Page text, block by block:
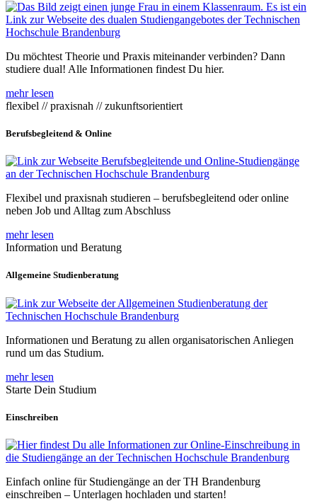
Du möchtest Theorie und Praxis miteinander verbinden? Dann
studiere dual! Alle Informationen findest Du hier.
mehr lesen
flexibel // praxisnah // zukunftsorientiert
Berufsbegleitend & Online
Flexibel und praxisnah studieren – berufsbegleitend oder online
neben Job und Alltag zum Abschluss
mehr lesen
Information und Beratung
Allgemeine Studienberatung
Informationen und Beratung zu allen organisatorischen Anliegen
rund um das Studium.
mehr lesen
Starte Dein Studium
Einschreiben
Einfach online für Studiengänge an der TH Brandenburg
einschreiben – Unterlagen hochladen und starten!